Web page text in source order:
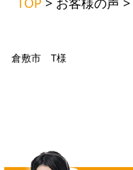
倉敷市 T様